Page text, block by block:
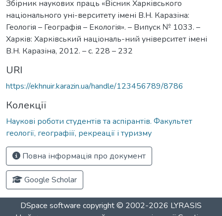
Збірник наукових праць «Вісник Харківського
національного уні-верситету імені В.Н. Каразіна:
Геологія – Географія – Екологія». – Випуск № 1033. –
Харків: Харківський національ-ний університет імені
В.Н. Каразіна, 2012. – с. 228 – 232
URI
https://ekhnuir.karazin.ua/handle/123456789/8786
Колекції
Наукові роботи студентів та аспірантів. Факультет
геології, географіії, рекреації і туризму
Повна інформація про документ
Google Scholar
DSpace software copyright © 2002-2026 LYRASIS